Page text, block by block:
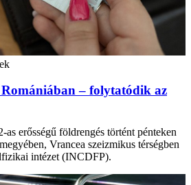
– folytatódik az
erősségű földrengés történt pénteken
Vrancea szeizmikus térségben
intézet (INCDFP).